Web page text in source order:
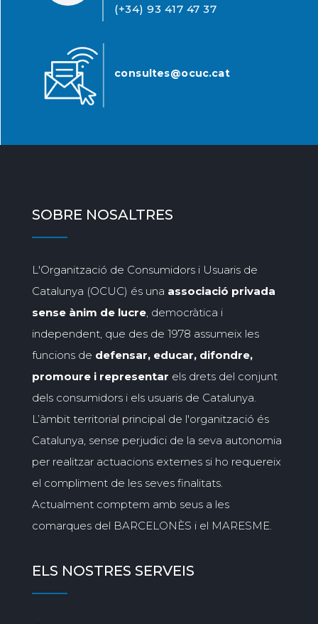
(+34) 93 417 47 37
consultes@ocuc.cat
SOBRE NOSALTRES
L'Organització de Consumidors i Usuaris de
Catalunya (OCUC) és una associació privada
sense ànim de lucre, democràtica i
independent, que des de 1978 assumeix les
funcions de defensar, educar, difondre,
promoure i representar els drets del conjunt
dels consumidors i els usuaris de Catalunya.
L’àmbit territorial principal de l'organització és
Catalunya, sense perjudici de la seva autonomia
per realitzar actuacions externes si ho requereix
el compliment de les seves finalitats.
Actualment comptem amb seus a les
comarques del BARCELONÈS i el MARESME.
ELS NOSTRES SERVEIS